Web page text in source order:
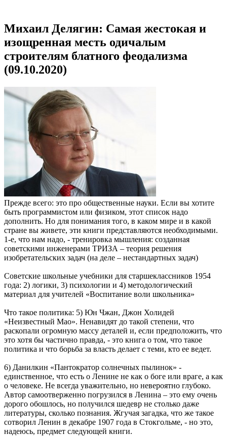
Михаил Делягин: Самая жестокая и
изощренная месть одичалым
строителям блатного феодализма
(09.10.2020)
Прежде всего: это про общественные науки. Если вы хотите
быть программистом или физиком, этот список надо
дополнить. Но для понимания того, в каком мире и в какой
стране вы живете, эти книги представляются необходимыми.
1-е, что нам надо, - тренировка мышления: созданная
советскими инженерами ТРИЗА – теория решения
изобретательских задач (на деле – нестандартных задач)
Советские школьные учебники для старшеклассников 1954
года: 2) логики, 3) психологии и 4) методологический
материал для учителей «Воспитание воли школьника»
Что такое политика: 5) Юн Чжан, Джон Холидей
«Неизвестный Мао». Ненавидят до такой степени, что
раскопали огромную массу деталей и, если предположить, что
это хотя бы частично правда, - это книга о том, что такое
политика и что борьба за власть делает с теми, кто ее ведет.
6) Данилкин «Пантократор солнечных пылинок» -
единственное, что есть о Ленине не как о боге или враге, а как
о человеке. Не всегда уважительно, но невероятно глубоко.
Автор самоотверженно погрузился в Ленина – это ему очень
дорого обошлось, но получился шедевр не столько даже
литературы, сколько познания. Жгучая загадка, что же такое
сотворил Ленин в декабре 1907 года в Стокгольме, - но это,
надеюсь, предмет следующей книги.